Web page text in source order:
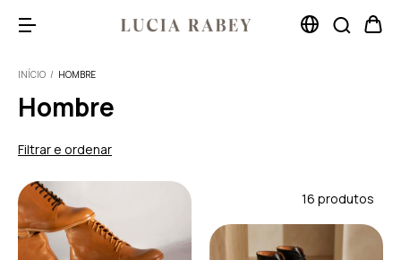
INÍCIO / HOMBRE
Hombre
Filtrar e ordenar
16 produtos